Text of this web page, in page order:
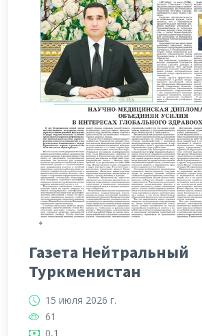
Газета Нейтральный
Туркменистан
15 июля 2026 г.
61
0,1